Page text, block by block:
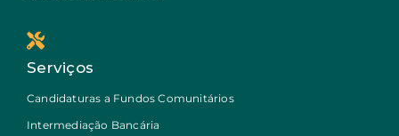
Serviços
Candidaturas a Fundos Comunitários
Intermediação Bancária